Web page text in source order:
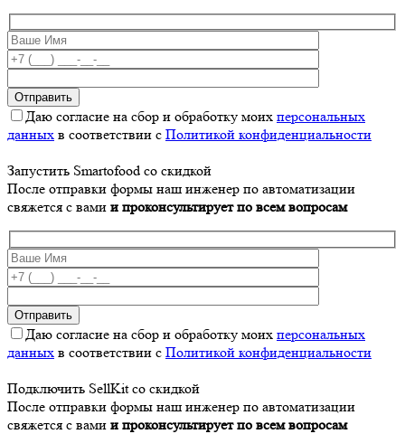
Даю согласие на сбор и обработку моих персональных
данных в соответствии с Политикой конфиденциальности
Запустить Smartofood со скидкой
После отправки формы наш инженер по автоматизации
свяжется с вами и проконсультирует по всем вопросам
Даю согласие на сбор и обработку моих персональных
данных в соответствии с Политикой конфиденциальности
Подключить SellKit со скидкой
После отправки формы наш инженер по автоматизации
свяжется с вами и проконсультирует по всем вопросам